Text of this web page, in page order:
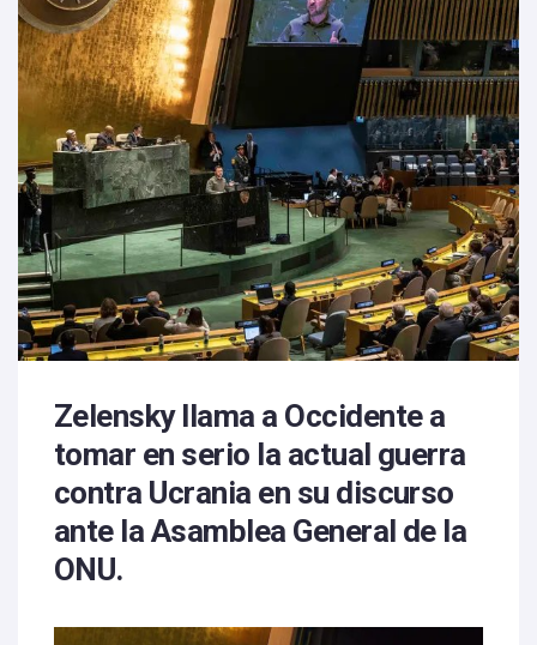
Zelenskyllama a Occidente a
tomar en serio la actual guerra
contra Ucrania en su discurso
ante la Asamblea General de la
ONU.